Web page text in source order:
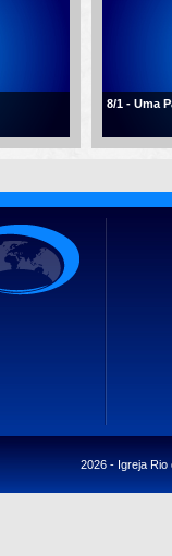
8/1 - Uma
2026 - Igreja Rio